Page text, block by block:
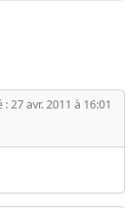
: 27 avr. 2011 à 16:01